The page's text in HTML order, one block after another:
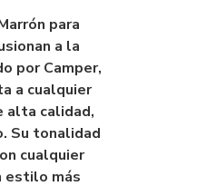
para
a la
por Camper,
a cualquier
alta calidad,
Su tonalidad
cualquier
estilo más